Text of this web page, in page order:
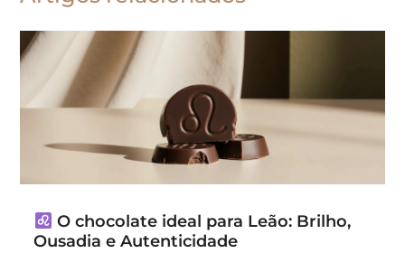
O chocolate ideal para Leão: Brilho,
Ousadia e Autenticidade